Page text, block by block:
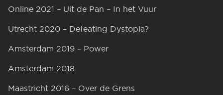
Online 2021 – Uit de Pan – In het Vuur
Utrecht 2020 – Defeating Dystopia?
Amsterdam 2019 – Power
Amsterdam 2018
Maastricht 2016 – Over de Grens